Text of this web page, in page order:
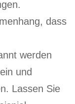
dass
werden
und
Lassen Sie